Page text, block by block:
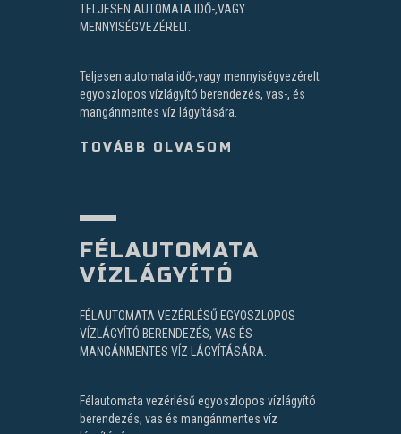
TELJESEN AUTOMATA IDŐ-,VAGY
MENNYISÉGVEZÉRELT.
Teljesen automata idő-,vagy mennyiségvezérelt
egyoszlopos vízlágyító berendezés, vas-, és
mangánmentes víz lágyítására.
TOVÁBB OLVASOM
FÉLAUTOMATA
VÍZLÁGYÍTÓ
FÉLAUTOMATA VEZÉRLÉSŰ EGYOSZLOPOS
VÍZLÁGYÍTÓ BERENDEZÉS, VAS ÉS
MANGÁNMENTES VÍZ LÁGYÍTÁSÁRA.
Félautomata vezérlésű egyoszlopos vízlágyító
berendezés, vas és mangánmentes víz